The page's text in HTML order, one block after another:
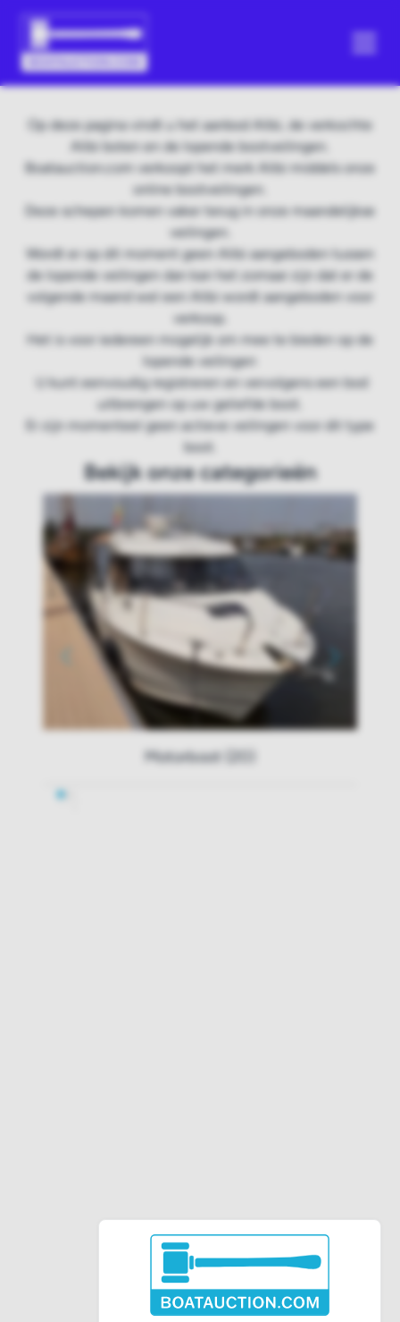
Op deze pagina vindt u het aanbod Alibi, de verkochte
Alibi boten en de lopende bootveilingen.
Boatauction.com verkoopt het merk Alibi middels onze
online bootveilingen.
Deze schepen komen vaker terug in onze maandelijkse
veilingen.
Wordt er op dit moment geen Alibi aangeboden tussen
de lopende veilingen dan kan het zomaar zijn dat er de
volgende maand wel een Alibi wordt aangeboden voor
verkoop.
Het is voor iedereen mogelijk om mee te bieden op de
lopende veilingen
U kunt eenvoudig registreren en vervolgens een bod
uitbrengen op uw geliefde boot.
Er zijn momenteel geen actieve veilingen voor dit type
boot.
Bekijk onze categorieën
Motorboot (20)